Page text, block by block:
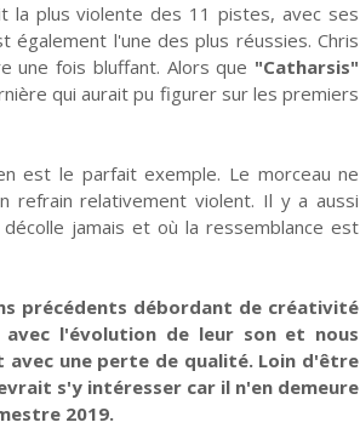
la plus violente des 11 pistes, avec ses
l'une des plus réussies. Chris
une fois bluffant. Alors que "Catharsis"
qui aurait pu figurer sur les premiers
est le parfait exemple. Le morceau ne
refrain relativement violent. Il y a aussi
jamais et où la ressemblance est
précédents débordant de créativité
l'évolution de leur son et nous
une perte de qualité. Loin d'être
s'y intéresser car il n'en demeure
2019.